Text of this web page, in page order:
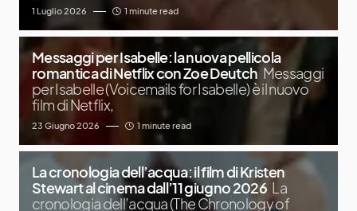
1 Luglio 2026 1 minute read
Messaggi per Isabelle: la nuova pellicola
romantica di Netflix con Zoe Deutch Messaggi
per Isabelle (Voicemails for Isabelle) è il nuovo
film di Netflix,
23 Giugno 2026 1 minute read
La cronologia dell’acqua: il film di Kristen
Stewart al cinema dall’11 giugno 2026 La
cronologia dell’acqua (The Chronology of